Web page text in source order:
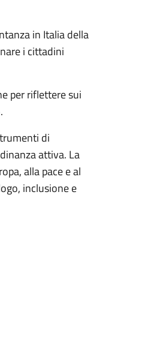
in Italia della
i cittadini
per riflettere sui
di
attiva. La
alla pace e al
inclusione e